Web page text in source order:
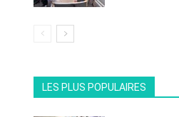
LES PLUS POPULAIRES